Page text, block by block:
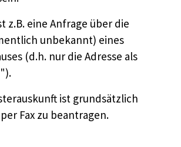
z.B. eine Anfrage über die
unbekannt) eines
(d.h. nur die Adresse als
ist grundsätzlich
Fax zu beantragen.